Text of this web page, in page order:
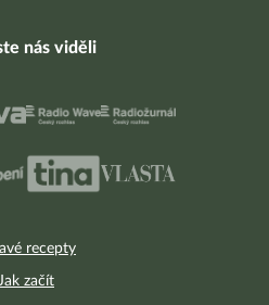
recepty
začít
nás viděli